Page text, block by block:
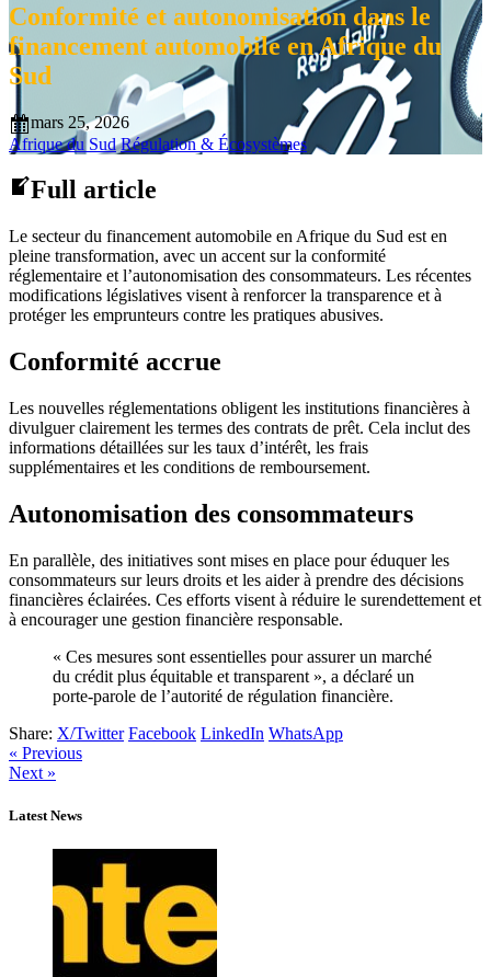
Conformité et autonomisation dans le
financement automobile en Afrique du
Sud
mars 25, 2026
Afrique du Sud Régulation & Écosystèmes
Full article
Le secteur du financement automobile en Afrique du Sud est en
pleine transformation, avec un accent sur la conformité
réglementaire et l’autonomisation des consommateurs. Les récentes
modifications législatives visent à renforcer la transparence et à
protéger les emprunteurs contre les pratiques abusives.
Conformité accrue
Les nouvelles réglementations obligent les institutions financières à
divulguer clairement les termes des contrats de prêt. Cela inclut des
informations détaillées sur les taux d’intérêt, les frais
supplémentaires et les conditions de remboursement.
Autonomisation des consommateurs
En parallèle, des initiatives sont mises en place pour éduquer les
consommateurs sur leurs droits et les aider à prendre des décisions
financières éclairées. Ces efforts visent à réduire le surendettement et
à encourager une gestion financière responsable.
« Ces mesures sont essentielles pour assurer un marché
du crédit plus équitable et transparent », a déclaré un
porte-parole de l’autorité de régulation financière.
Share: X/Twitter Facebook LinkedIn WhatsApp
« Previous
Next »
Latest News